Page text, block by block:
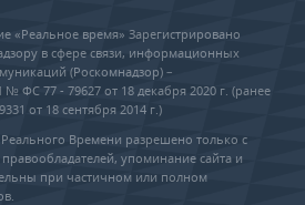
«Реальное время» Зарегистрировано
в сфере связи, информационных
(Роскомнадзор) –
ФС 77 - 79627 от 18 декабря 2020 г. (ранее
от 18 сентября 2014 г.)
Времени разрешено только с
упоминание сайта и
при частичном или полном